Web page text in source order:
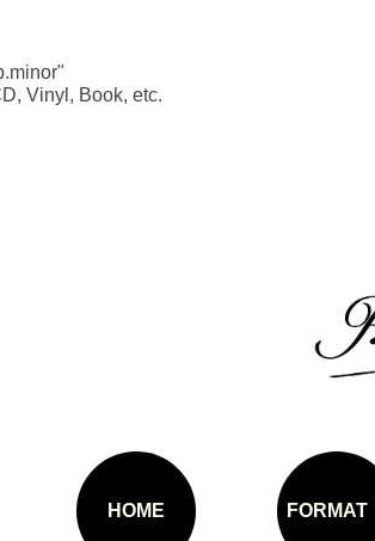
Vinyl, Book, etc.
HOME FORMAT